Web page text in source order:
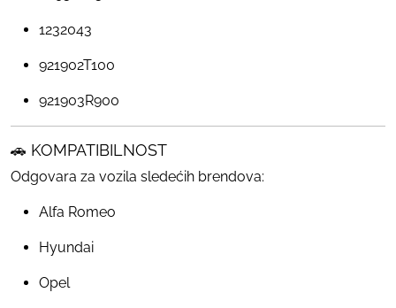
1232043
921902T100
921903R900
🚗 KOMPATIBILNOST
Odgovara za vozila sledećih brendova:
Alfa Romeo
Hyundai
Opel